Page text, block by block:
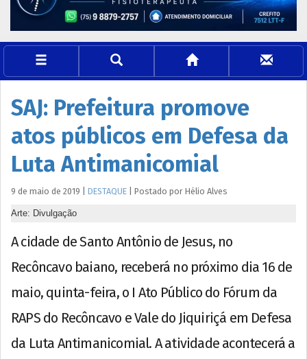
SAJ: Prefeitura promove
atos públicos em Defesa da
Luta Antimanicomial
9 de maio de 2019 DESTAQUE Postado por Hélio Alves
Arte: Divulgação
A cidade de Santo Antônio de Jesus, no
Recôncavo baiano, receberá no próximo dia 16 de
maio, quinta-feira, o I Ato Público do Fórum da
RAPS do Recôncavo e Vale do Jiquiriçá em Defesa
da Luta Antimanicomial. A atividade acontecerá a